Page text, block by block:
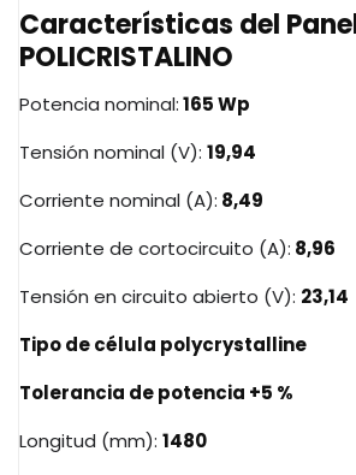
Características del
POLICRISTALINO
Potencia nominal:165 Wp
Tensión nominal (V): 19,94
Corriente nominal (A): 8,49
Corriente de cortocircuito (A): 8,96
Tensión en circuito abierto (V): 23,14
Tipo de célula polycrystalline
Tolerancia de potencia +5 %
Longitud (mm): 1480